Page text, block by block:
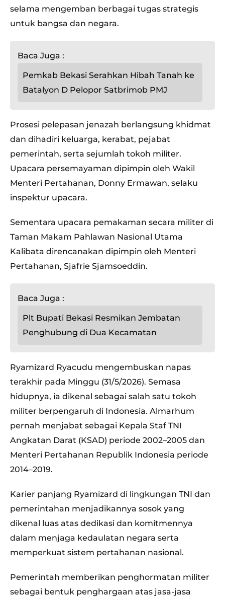
selama mengemban berbagai tugas strategis
untuk bangsa dan negara.
Baca Juga :
Pemkab Bekasi Serahkan Hibah Tanah ke
Batalyon D Pelopor Satbrimob PMJ
Prosesi pelepasan jenazah berlangsung khidmat
dan dihadiri keluarga, kerabat, pejabat
pemerintah, serta sejumlah tokoh militer.
Upacara persemayaman dipimpin oleh Wakil
Menteri Pertahanan, Donny Ermawan, selaku
inspektur upacara.
Sementara upacara pemakaman secara militer di
Taman Makam Pahlawan Nasional Utama
Kalibata direncanakan dipimpin oleh Menteri
Pertahanan, Sjafrie Sjamsoeddin.
Baca Juga :
Plt Bupati Bekasi Resmikan Jembatan
Penghubung di Dua Kecamatan
Ryamizard Ryacudu mengembuskan napas
terakhir pada Minggu (31/5/2026). Semasa
hidupnya, ia dikenal sebagai salah satu tokoh
militer berpengaruh di Indonesia. Almarhum
pernah menjabat sebagai Kepala Staf TNI
Angkatan Darat (KSAD) periode 2002–2005 dan
Menteri Pertahanan Republik Indonesia periode
2014–2019.
Karier panjang Ryamizard di lingkungan TNI dan
pemerintahan menjadikannya sosok yang
dikenal luas atas dedikasi dan komitmennya
dalam menjaga kedaulatan negara serta
memperkuat sistem pertahanan nasional.
Pemerintah memberikan penghormatan militer
sebagai bentuk penghargaan atas jasa-jasa